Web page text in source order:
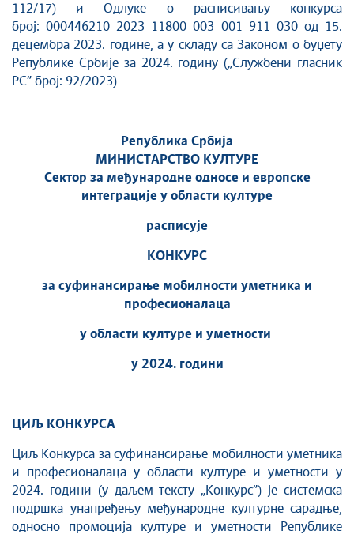
112/17) и Одлуке о расписивању конкурса
број: 000446210 2023 11800 003 001 911 030 од 15.
децембра 2023. године, а у складу са Законом о буџету
Републике Србије за 2024. годину („Службени гласник
РС” број: 92/2023)
Република Србија
МИНИСТАРСТВО КУЛТУРЕ
Сектор за међународне односе и европске
интеграције у области културе
расписује
КОНКУРС
за суфинансирање мобилности уметника и
професионалаца
у области културе и уметности
у 2024. години
ЦИЉ КОНКУРСА
Циљ Конкурса за суфинансирање мобилности уметника
и професионалаца у области културе и уметности у
2024. години (у даљем тексту „Конкурс”) је системска
подршка унапређењу међународне културне сарадње,
односно промоција културе и уметности Републике